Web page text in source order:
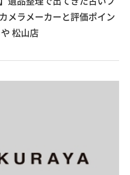
メラメーカーと評価ポイン
松山店